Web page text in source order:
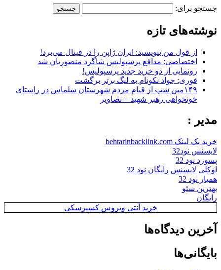
جستجو برای:
نوشته‌های تازه
از قول من بنویسید: ایران ژاپن را در فینال می‌برد!
اختصاصی: مدافع پرسپولیس شاگرد منصوریان شد
رونمایی از دو خرید جدید پرسپولیس!
فوری: جواد نکونام به لیگ برتر برگشت
۱۴۹مین شب از قیام مردم شهرستان سلماس در راستای
خونخواهی رهبر شهید + تصاویر
مدیر :
خرید بک لینک behtarinbacklink.com
لایسنس نود32
پسورد نود 32
اوکلی لایسنس رایگان نود 32
همیار نود 32
بهترین سئو
رایگان
خرید آنتی ویروس کسپرسکی
آخرین دیدگاه‌ها
بایگانی‌ها